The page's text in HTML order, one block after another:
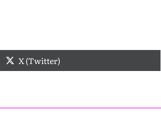
X (Twitter)